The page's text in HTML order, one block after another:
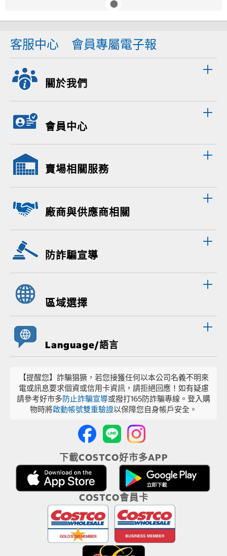
客服中心 會員專屬電子報
關於我們
會員中心
賣場相關服務
廠商與供應商相關
防詐騙宣導
區域選擇
Language/語言
【提醒您】詐騙猖獗，若您接獲任何以本公司名義不明來
電或訊息要求個資或信用卡資訊，請拒絕回應！如有疑慮
請參考好市多防止詐騙宣導或撥打165防詐騙專線。登入購
物時將啟動帳號雙重驗證以保障您自身帳戶安全。
下載COSTCO好市多APP
COSTCO會員卡